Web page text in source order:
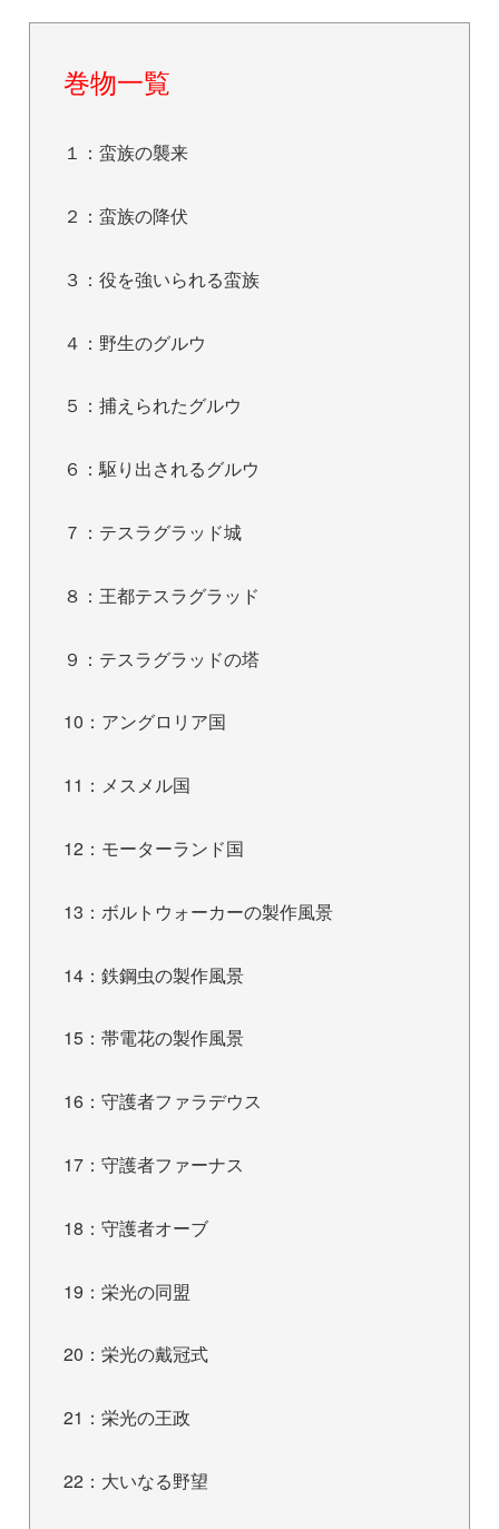
巻物一覧
１：蛮族の襲来
２：蛮族の降伏
３：役を強いられる蛮族
４：野生のグルウ
５：捕えられたグルウ
６：駆り出されるグルウ
７：テスラグラッド城
８：王都テスラグラッド
９：テスラグラッドの塔
10：アングロリア国
11：メスメル国
12：モーターランド国
13：ボルトウォーカーの製作風景
14：鉄鋼虫の製作風景
15：帯電花の製作風景
16：守護者ファラデウス
17：守護者ファーナス
18：守護者オーブ
19：栄光の同盟
20：栄光の戴冠式
21：栄光の王政
22：大いなる野望